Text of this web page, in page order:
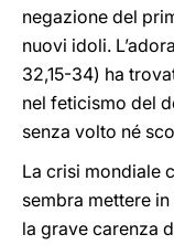
negazione del
nuovi idoli.
32,15-34) ha
nel feticismo del
senza volto né
La crisi mondiale
sembra mettere
la grave carenza